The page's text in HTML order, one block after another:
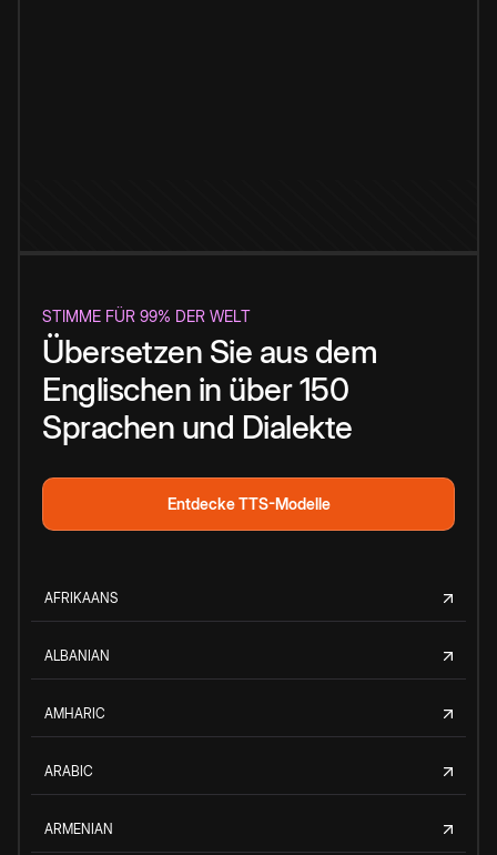
STIMME FÜR 99% DER WELT
Übersetzen Sie aus dem
Englischen in über 150
Sprachen und Dialekte
Entdecke TTS-Modelle
AFRIKAANS
ALBANIAN
AMHARIC
ARABIC
ARMENIAN